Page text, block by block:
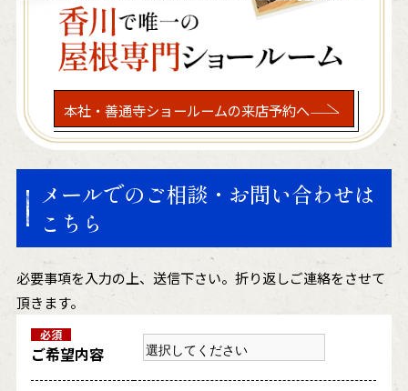
本社・善通寺ショールームの来店予約へ
メールでのご相談・お問い合わせは
こちら
必要事項を入力の上、送信下さい。折り返しご連絡をさせて
頂きます。
必須
ご希望内容